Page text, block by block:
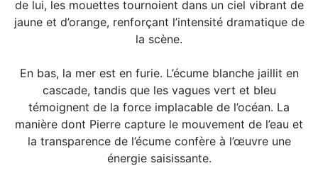
de lui, les mouettes tournoient dans un ciel vibrant de
jaune et d’orange, renforçant l’intensité dramatique de
la scène.
En bas, la mer est en furie. L’écume blanche jaillit en
cascade, tandis que les vagues vert et bleu
témoignent de la force implacable de l’océan. La
manière dont Pierre capture le mouvement de l’eau et
la transparence de l’écume confère à l’œuvre une
énergie saisissante.